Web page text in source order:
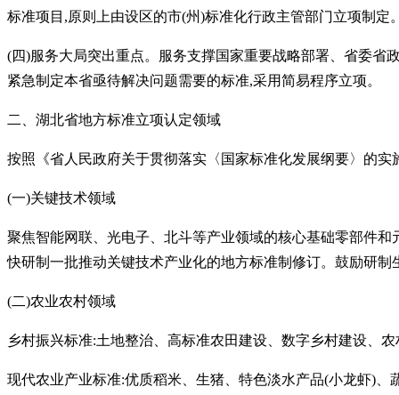
标准项目,原则上由设区的市(州)标准化行政主管部门立项制定
(四)服务大局突出重点。服务支撑国家重要战略部署、省委省
紧急制定本省亟待解决问题需要的标准,采用简易程序立项。
二、湖北省地方标准立项认定领域
按照《省人民政府关于贯彻落实〈国家标准化发展纲要〉的实
(一)关键技术领域
聚焦智能网联、光电子、北斗等产业领域的核心基础零部件
快研制一批推动关键技术产业化的地方标准制修订。鼓励研
(二)农业农村领域
乡村振兴标准:土地整治、高标准农田建设、数字乡村建设、
现代农业产业标准:优质稻米、生猪、特色淡水产品(小龙虾)